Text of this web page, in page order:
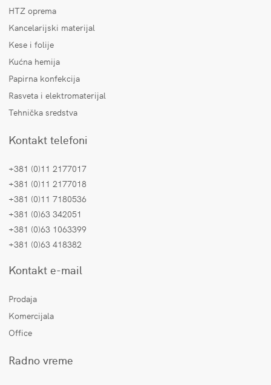
HTZ oprema
Kancelarijski materijal
Kese i folije
Kućna hemija
Papirna konfekcija
Rasveta i elektromaterijal
Tehnička sredstva
Kontakt telefoni
+381 (0)11 2177017
+381 (0)11 2177018
+381 (0)11 7180536
+381 (0)63 342051
+381 (0)63 1063399
+381 (0)63 418382
Kontakt e-mail
Prodaja
Komercijala
Office
Radno vreme